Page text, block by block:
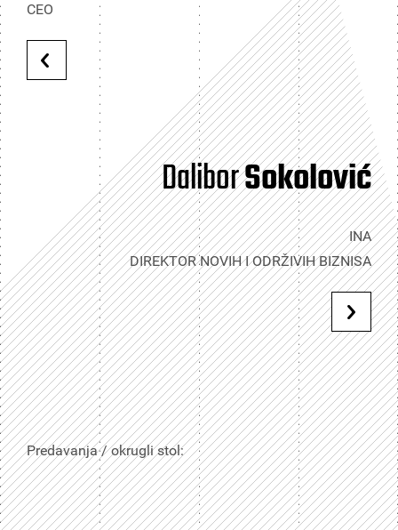
CEO
DaliborSokolović
INA
DIREKTOR NOVIH I ODRŽIVIH BIZNISA
Predavanja / okrugli stol: